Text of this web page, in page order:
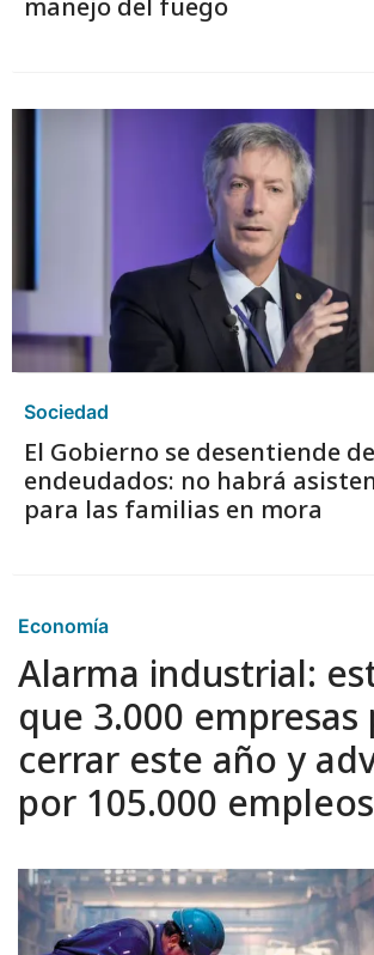
manejo del fuego
Sociedad
El Gobierno se desentiende
endeudados: no habrá
para las familias en mora
Economía
Alarma industrial:
que 3.000
cerrar este año y
por 105.000 empleos